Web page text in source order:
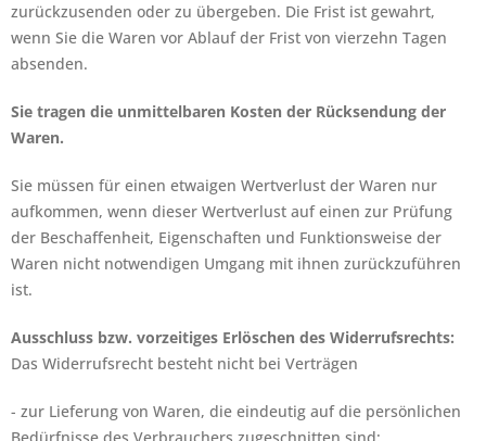
zurückzusenden oder zu übergeben. Die Frist ist gewahrt,
wenn Sie die Waren vor Ablauf der Frist von vierzehn Tagen
absenden.
Sie tragen die unmittelbaren Kosten der Rücksendung der
Waren.
Sie müssen für einen etwaigen Wertverlust der Waren nur
aufkommen, wenn dieser Wertverlust auf einen zur Prüfung
der Beschaffenheit, Eigenschaften und Funktionsweise der
Waren nicht notwendigen Umgang mit ihnen zurückzuführen
ist.
Ausschluss bzw. vorzeitiges Erlöschen des Widerrufsrechts:
Das Widerrufsrecht besteht nicht bei Verträgen
- zur Lieferung von Waren, die eindeutig auf die persönlichen